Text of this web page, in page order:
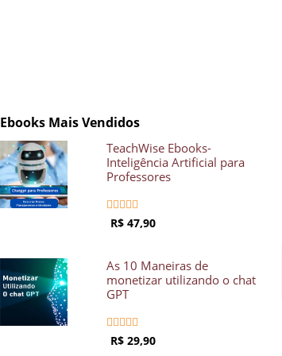
Ebooks Mais Vendidos
TeachWise Ebooks-
Inteligência Artificial para
Professores
    
R$ 47,90
As 10 Maneiras de
monetizar utilizando o chat
GPT
    
R$ 29,90